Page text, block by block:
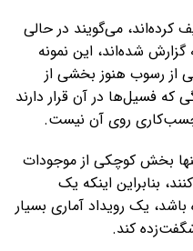
کرده‌اند، می‌گویند در حالی
شده‌اند، این نمونه
از رسوب هنوز بخشی از
که فسیل‌ها در آن قرار دارند
روی آن نیست.
بخش کوچکی از موجودات
بنابراین اینکه یک
یک رویداد آماری بسیار
کند.